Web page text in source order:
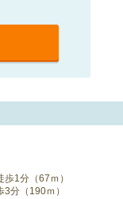
1分（67ｍ）
分（190ｍ）